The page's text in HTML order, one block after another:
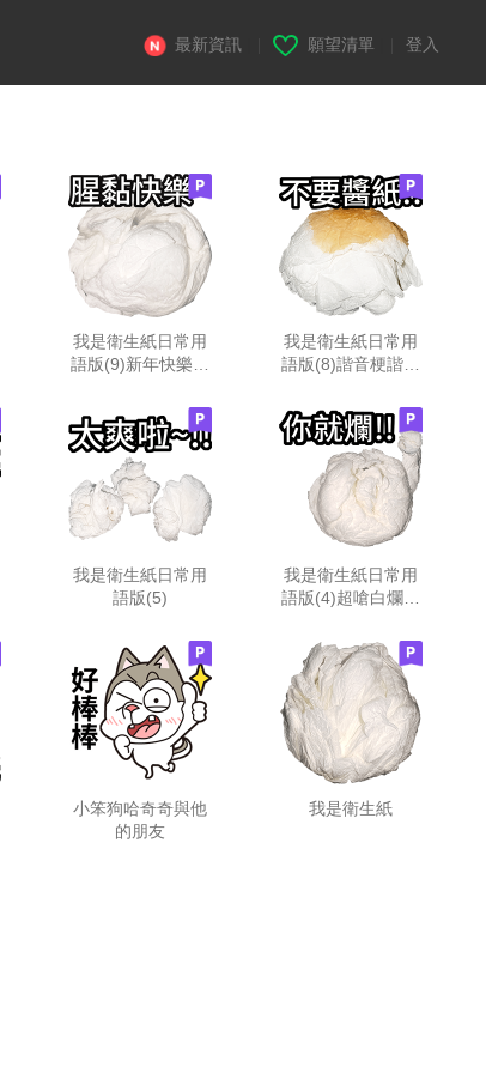
最新資訊 願望清單 登入
我是衛生紙日常用
語版(9)新年快樂紅
我是衛生紙日常用
語版(8)諧音梗諧起
我是衛生紙日常用
語版(5)
我是衛生紙日常用
語版(4)超嗆白爛衛
小笨狗哈奇奇與他
的朋友
我是衛生紙